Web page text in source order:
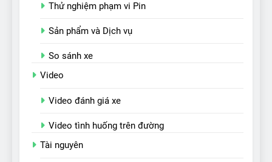
Thử nghiệm phạm vi Pin
Sản phẩm và Dịch vụ
So sánh xe
Video
Video đánh giá xe
Video tình huống trên đường
Tài nguyên